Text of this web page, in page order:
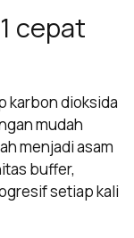
cepat
karbon dioksida
mudah
menjadi asam
buffer,
setiap kali